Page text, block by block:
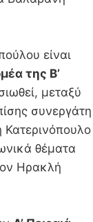
είναι
της Β’
μεταξύ
συνεργάτη
θέματα
Ηρακλή